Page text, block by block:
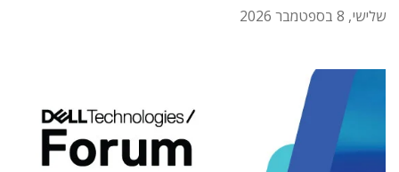
שלישי, 8 בספטמבר 2026